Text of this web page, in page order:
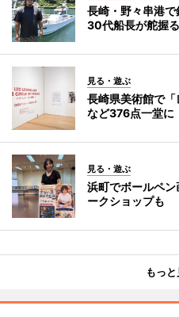
長崎・野々串港
30代船長が舵握る
見る・遊ぶ
長崎県美術館で
など376点一堂に
見る・遊ぶ
浜町でボールペ
ークショップも
もっ